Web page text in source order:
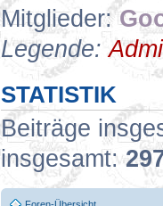
Mitglieder:
Legende:
STATISTIK
Beiträge
insgesamt: